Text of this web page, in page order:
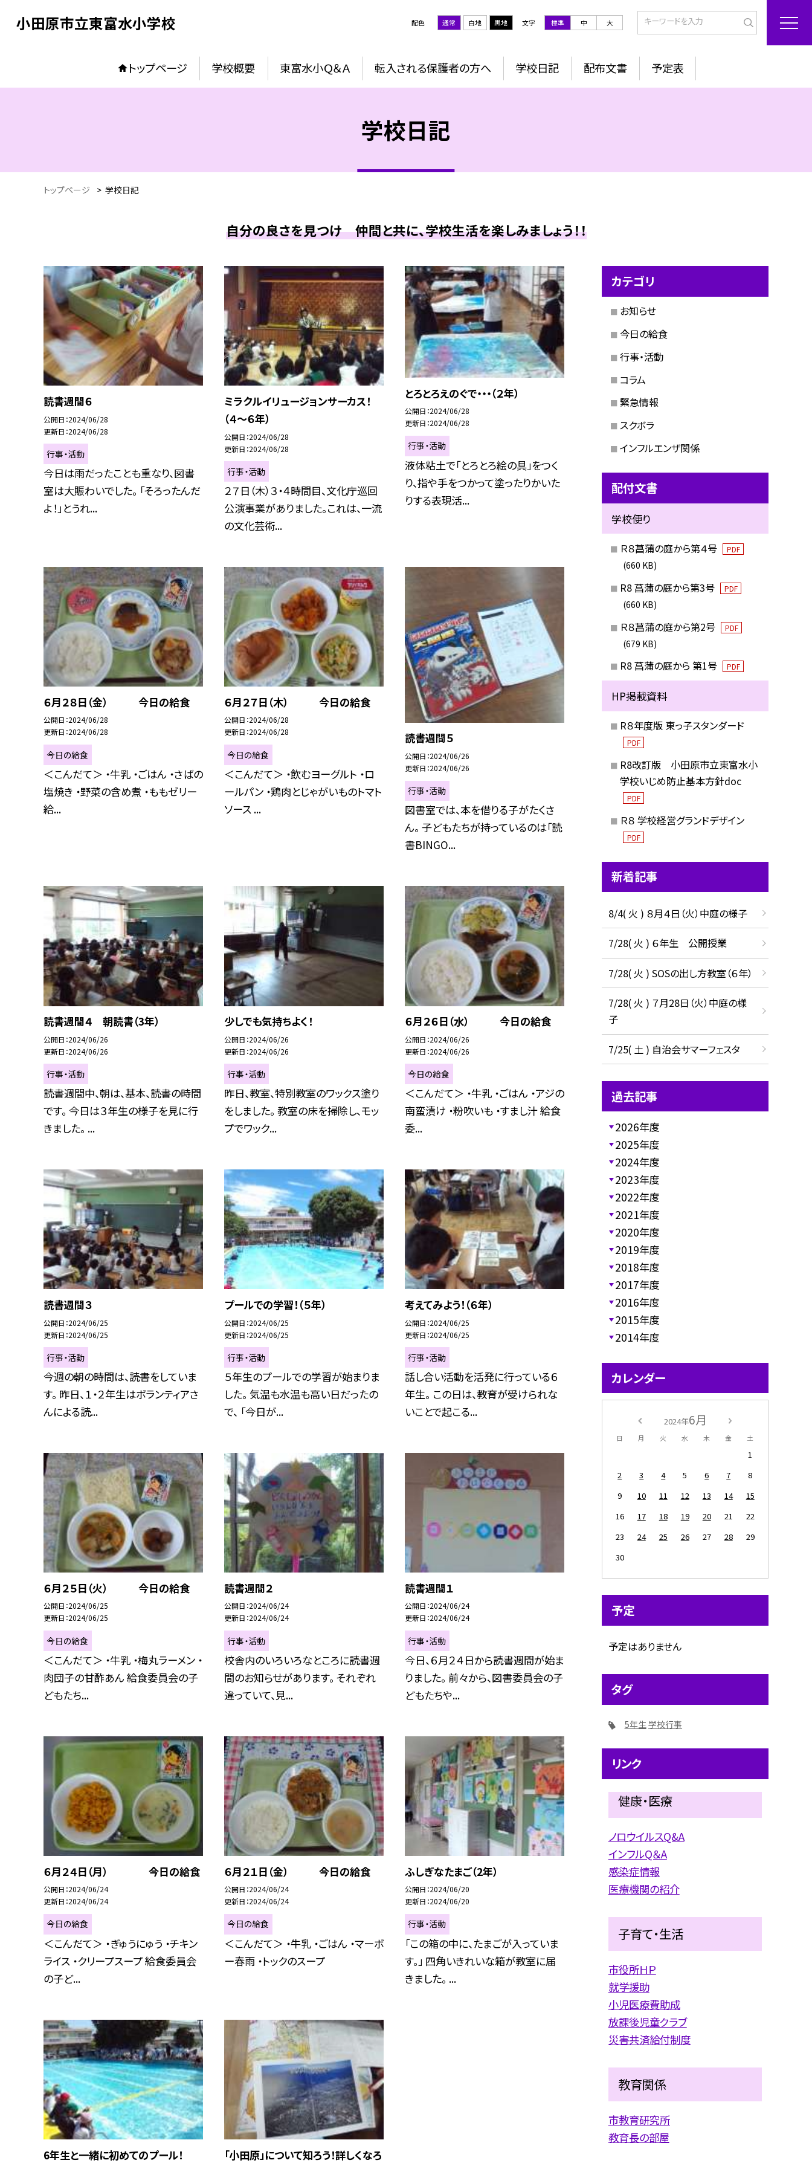
小田原市立東富水小学校 配色 通常 白地 黒地 文字 標準 中 大
トップページ 学校概要 東富水小Ｑ＆Ａ 転入される保護者の方へ 学校日記 配布文書 予定表
学校日記
トップページ > 学校日記
自分の良さを見つけ 仲間と共に、学校生活を楽しみましょう！！
読書週間６
公開日 2024/06/28
更新日 2024/06/28
行事・活動
今日は雨だったことも重なり、図書
室は大賑わいでした。 「そろったんだ
よ！」とうれ...
ミラクルイリュージョンサーカス！
（４〜６年）
公開日 2024/06/28
更新日 2024/06/28
行事・活動
２７日（木）３・４時間目、文化庁巡回
公演事業がありました。これは、一流
の文化芸術...
とろとろえのぐで・・・（２年）
公開日 2024/06/28
更新日 2024/06/28
行事・活動
液体粘土で「とろとろ絵の具」をつく
り、指や手をつかって塗ったりかいた
りする表現活...
６月２８日（金） 今日の給食
公開日 2024/06/28
更新日 2024/06/28
今日の給食
＜こんだて＞ ・牛乳 ・ごはん ・さばの
塩焼き ・野菜の含め煮 ・ももゼリー
給...
６月２７日（木） 今日の給食
公開日 2024/06/28
更新日 2024/06/28
今日の給食
＜こんだて＞ ・飲むヨーグルト ・ロ
ールパン ・鶏肉とじゃがいものトマト
ソース ...
読書週間５
公開日 2024/06/26
更新日 2024/06/26
行事・活動
図書室では、本を借りる子がたくさ
ん。 子どもたちが持っているのは「読
書BINGO...
読書週間４ 朝読書（3年）
公開日 2024/06/26
更新日 2024/06/26
行事・活動
読書週間中、朝は、基本、読書の時間
です。 今日は３年生の様子を見に行
きました。 ...
少しでも気持ちよく！
公開日 2024/06/26
更新日 2024/06/26
行事・活動
昨日、教室、特別教室のワックス塗り
をしました。 教室の床を掃除し、モッ
プでワック...
６月２６日（水） 今日の給食
公開日 2024/06/26
更新日 2024/06/26
今日の給食
＜こんだて＞ ・牛乳 ・ごはん ・アジの
南蛮漬け ・粉吹いも ・すまし汁 給食
委...
読書週間３
公開日 2024/06/25
更新日 2024/06/25
行事・活動
今週の朝の時間は、読書をしていま
す。 昨日、１・２年生はボランティアさ
んによる読...
プールでの学習！（５年）
公開日 2024/06/25
更新日 2024/06/25
行事・活動
５年生のプールでの学習が始まりま
した。 気温も水温も高い日だったの
で、 「今日が...
考えてみよう！（６年）
公開日 2024/06/25
更新日 2024/06/25
行事・活動
話し合い活動を活発に行っている６
年生。 この日は、教育が受けられな
いことで起こる...
６月２５日（火） 今日の給食
公開日 2024/06/25
更新日 2024/06/25
今日の給食
＜こんだて＞ ・牛乳 ・梅丸ラーメン ・
肉団子の甘酢あん 給食委員会の子
どもたち...
読書週間２
公開日 2024/06/24
更新日 2024/06/24
行事・活動
校舎内のいろいろなところに読書週
間のお知らせがあります。 それぞれ
違っていて、見...
読書週間１
公開日 2024/06/24
更新日 2024/06/24
行事・活動
今日、６月２４日から読書週間が始ま
りました。 前々から、図書委員会の子
どもたちや...
６月２４日（月） 今日の給食
公開日 2024/06/24
更新日 2024/06/24
今日の給食
＜こんだて＞ ・ぎゅうにゅう ・チキン
ライス ・クリープスープ 給食委員会
の子ど...
６月２１日（金） 今日の給食
公開日 2024/06/24
更新日 2024/06/24
今日の給食
＜こんだて＞ ・牛乳 ・ごはん ・マーボ
ー春雨 ・トックのスープ
ふしぎなたまご（2年）
公開日 2024/06/20
更新日 2024/06/20
行事・活動
「この箱の中に、たまごが入っていま
す。」 四角いきれいな箱が教室に届
きました。 ...
6年生と一緒に初めてのプール！
「小田原」について知ろう！詳しくなろ
カテゴリ
お知らせ
今日の給食
行事・活動
コラム
緊急情報
スクボラ
インフルエンザ関係
配付文書
学校便り
Ｒ８菖蒲の庭から第４号 PDF
(660 KB)
R8 菖蒲の庭から第3号 PDF
(660 KB)
Ｒ８菖蒲の庭から第2号 PDF
(679 KB)
R8 菖蒲の庭から 第1号 PDF
HP掲載資料
R８年度版 東っ子スタンダード
PDF
R8改訂版 小田原市立東富水小
学校いじめ防止基本方針doc
PDF
Ｒ８ 学校経営グランドデザイン
PDF
新着記事
8/4( 火 ) ８月４日（火）中庭の様子
7/28( 火 ) ６年生 公開授業
7/28( 火 ) SOSの出し方教室（６年）
7/28( 火 ) ７月28日（火）中庭の様
子
7/25( 土 ) 自治会サマーフェスタ
過去記事
2026年度
2025年度
2024年度
2023年度
2022年度
2021年度
2020年度
2019年度
2018年度
2017年度
2016年度
2015年度
2014年度
カレンダー
2024年6月
日 月 火 水 木 金 土
1
2
3 4 5 6 7
8
9
10 11 12 13 14
15
16
17 18 19 20 21
22
23
24 25 26 27 28
29
30
予定
予定はありません
タグ
5年生学校行事
リンク
健康・医療
ノロウイルスQ&A
インフルQ＆A
感染症情報
医療機関の紹介
子育て・生活
市役所ＨＰ
就学援助
小児医療費助成
放課後児童クラブ
災害共済給付制度
教育関係
市教育研究所
教育長の部屋